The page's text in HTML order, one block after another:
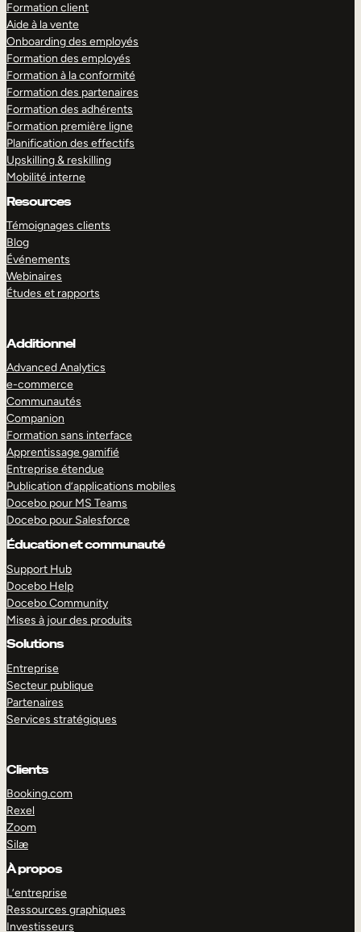
Formation client
Aide à la vente
Onboarding des employés
Formation des employés
Formation à la conformité
Formation des partenaires
Formation des adhérents
Formation première ligne
Planification des effectifs
Upskilling & reskilling
Mobilité interne
Resources
Témoignages clients
Blog
Événements
Webinaires
Études et rapports
Additionnel
Advanced Analytics
e-commerce
Communautés
Companion
Formation sans interface
Apprentissage gamifié
Entreprise étendue
Publication d’applications mobiles
Docebo pour MS Teams
Docebo pour Salesforce
Éducation et communauté
Support Hub
Docebo Help
Docebo Community
Mises à jour des produits
Solutions
Entreprise
Secteur publique
Partenaires
Services stratégiques
Clients
Booking.com
Rexel
Zoom
Silæ
À propos
L’entreprise
Ressources graphiques
Investisseurs